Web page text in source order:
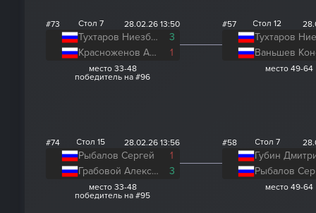
#73 Стол 7 28.02.26 13:50
Тухтаров Ниезбек
3
Красноженов Андрей
1
место 33-48
победитель на #96
#74 Стол 15 28.02.26 13:56
Рыбалов Сергей
1
Грабовой Алексей
3
место 33-48
победитель на #95
#57 Стол 12
место 49-64
#58 Стол 7
Губин
Рыбалов
место 49-64